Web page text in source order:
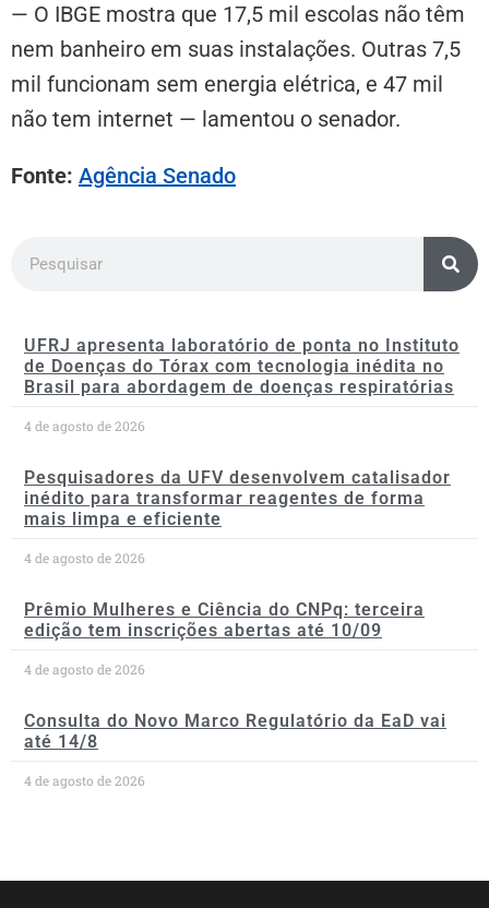
— O IBGE mostra que 17,5 mil escolas não têm
nem banheiro em suas instalações. Outras 7,5
mil funcionam sem energia elétrica, e 47 mil
não tem internet — lamentou o senador.
Fonte: Agência Senado
UFRJ apresenta laboratório de ponta no Instituto
de Doenças do Tórax com tecnologia inédita no
Brasil para abordagem de doenças respiratórias
4 de agosto de 2026
Pesquisadores da UFV desenvolvem catalisador
inédito para transformar reagentes de forma
mais limpa e eficiente
4 de agosto de 2026
Prêmio Mulheres e Ciência do CNPq: terceira
edição tem inscrições abertas até 10/09
4 de agosto de 2026
Consulta do Novo Marco Regulatório da EaD vai
até 14/8
4 de agosto de 2026